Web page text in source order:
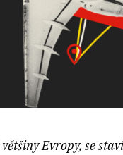
většiny Evropy, se